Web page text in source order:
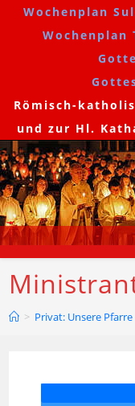
Wochenplan
Wochenplan
Römisch-
und zur Hl.
> Privat: Unsere Pfarre